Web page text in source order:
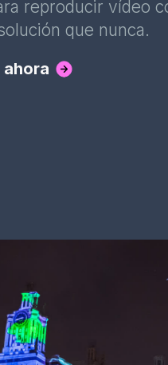
reproducir vídeo
que nunca.